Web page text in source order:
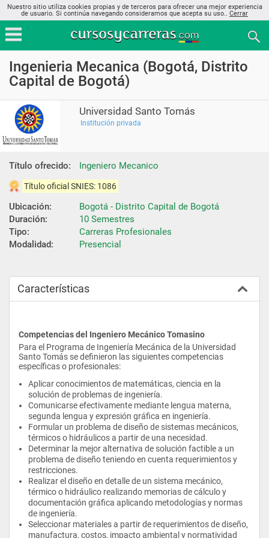
Nuestro sitio utiliza cookies propias y de terceros para ofrecer una mejor experiencia
de usuario. Si continúa navegando consideramos que acepta su uso.. Cerrar
Ingenieria Mecanica (Bogotá, Distrito
Capital de Bogotá)
Universidad Santo Tomás
Institución privada
Título ofrecido: Ingeniero Mecanico
Título oficial SNIES: 1086
Ubicación:
Bogotá - Distrito Capital de Bogotá
Duración:
10 Semestres
Tipo:
Carreras Profesionales
Modalidad:
Presencial
Características
Competencias del Ingeniero Mecánico Tomasino
Para el Programa de Ingeniería Mecánica de la Universidad
Santo Tomás se definieron las siguientes competencias
específicas o profesionales:
Aplicar conocimientos de matemáticas, ciencia en la
solución de problemas de ingeniería.
Comunicarse efectivamente mediante lengua materna,
segunda lengua y expresión gráfica en ingeniería.
Formular un problema de diseño de sistemas mecánicos,
térmicos o hidráulicos a partir de una necesidad.
Determinar la mejor alternativa de solución factible a un
problema de diseño teniendo en cuenta requerimientos y
restricciones.
Realizar el diseño en detalle de un sistema mecánico,
térmico o hidráulico realizando memorias de cálculo y
documentación gráfica aplicando metodologías y normas
de ingeniería.
Seleccionar materiales a partir de requerimientos de diseño,
manufactura, costos, impacto ambiental y normatividad